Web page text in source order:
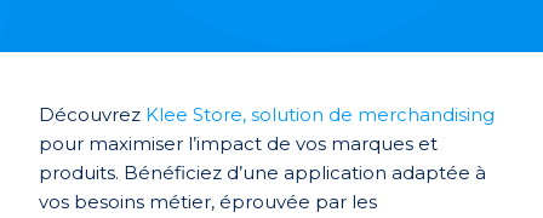
Découvrez Klee Store, solution de merchandising
pour maximiser l’impact de vos marques et
produits. Bénéficiez d’une application adaptée à
vos besoins métier, éprouvée par les